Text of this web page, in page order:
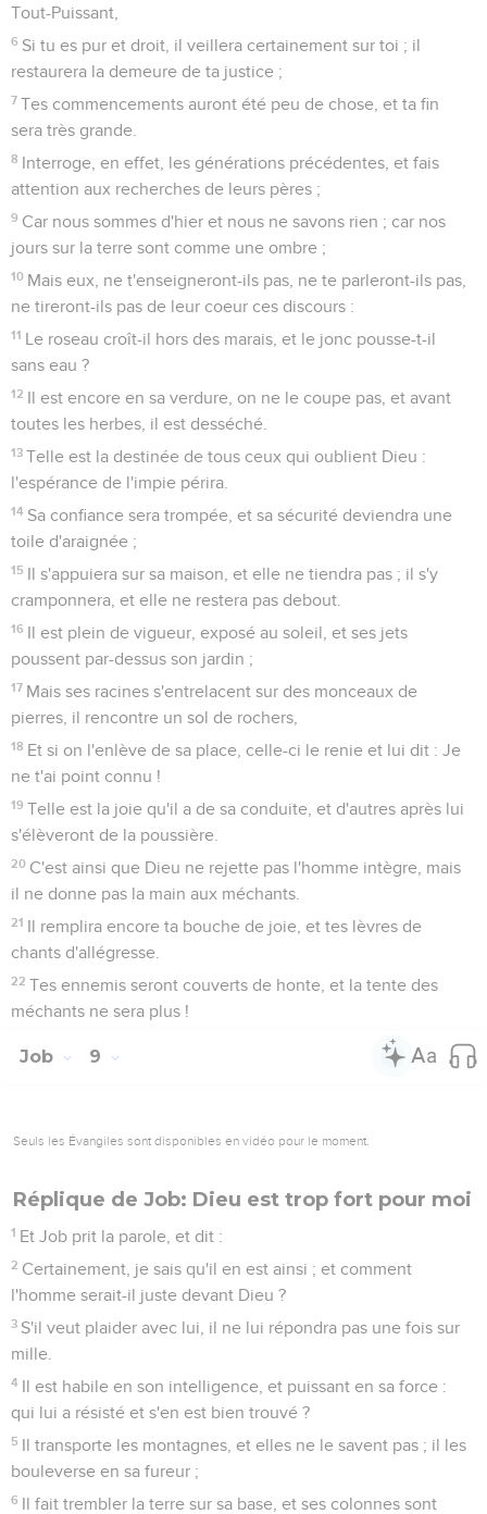
Tout-Puissant,
6 Si tu es pur et droit, il veillera certainement sur toi ; il
restaurera la demeure de ta justice ;
7 Tes commencements auront été peu de chose, et ta fin
sera très grande.
8 Interroge, en effet, les générations précédentes, et fais
attention aux recherches de leurs pères ;
9 Car nous sommes d'hier et nous ne savons rien ; car nos
jours sur la terre sont comme une ombre ;
10 Mais eux, ne t'enseigneront-ils pas, ne te parleront-ils pas,
ne tireront-ils pas de leur coeur ces discours :
11 Le roseau croît-il hors des marais, et le jonc pousse-t-il
sans eau ?
12 Il est encore en sa verdure, on ne le coupe pas, et avant
toutes les herbes, il est desséché.
13 Telle est la destinée de tous ceux qui oublient Dieu :
l'espérance de l'impie périra.
14 Sa confiance sera trompée, et sa sécurité deviendra une
toile d'araignée ;
15 Il s'appuiera sur sa maison, et elle ne tiendra pas ; il s'y
cramponnera, et elle ne restera pas debout.
16 Il est plein de vigueur, exposé au soleil, et ses jets
poussent par-dessus son jardin ;
17 Mais ses racines s'entrelacent sur des monceaux de
pierres, il rencontre un sol de rochers,
18 Et si on l'enlève de sa place, celle-ci le renie et lui dit : Je
ne t'ai point connu !
19 Telle est la joie qu'il a de sa conduite, et d'autres après lui
s'élèveront de la poussière.
20 C'est ainsi que Dieu ne rejette pas l'homme intègre, mais
il ne donne pas la main aux méchants.
21 Il remplira encore ta bouche de joie, et tes lèvres de
chants d'allégresse.
22 Tes ennemis seront couverts de honte, et la tente des
méchants ne sera plus !
Job 9
Seuls les Évangiles sont disponibles en vidéo pour le moment.
Réplique de Job: Dieu est trop fort pour moi
1 Et Job prit la parole, et dit :
2 Certainement, je sais qu'il en est ainsi ; et comment
l'homme serait-il juste devant Dieu ?
3 S'il veut plaider avec lui, il ne lui répondra pas une fois sur
mille.
4 Il est habile en son intelligence, et puissant en sa force :
qui lui a résisté et s'en est bien trouvé ?
5 Il transporte les montagnes, et elles ne le savent pas ; il les
bouleverse en sa fureur ;
6 Il fait trembler la terre sur sa base, et ses colonnes sont